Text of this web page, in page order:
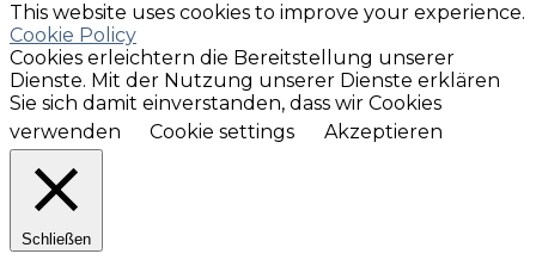
This website uses cookies to improve your experience.
Cookie Policy
Cookies erleichtern die Bereitstellung unserer
Dienste. Mit der Nutzung unserer Dienste erklären
Sie sich damit einverstanden, dass wir Cookies
verwenden
Cookie settings Akzeptieren
Schließen